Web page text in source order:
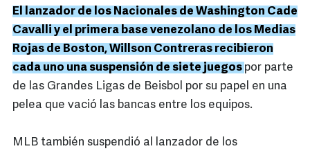
El lanzador de los Nacionales de Washington Cade
Cavalli y el primera base venezolano de los Medias
Rojas de Boston, Willson Contreras recibieron
cada uno una suspensión de siete juegos por parte
de las Grandes Ligas de Beisbol por su papel en una
pelea que vació las bancas entre los equipos.
MLB también suspendió al lanzador de los